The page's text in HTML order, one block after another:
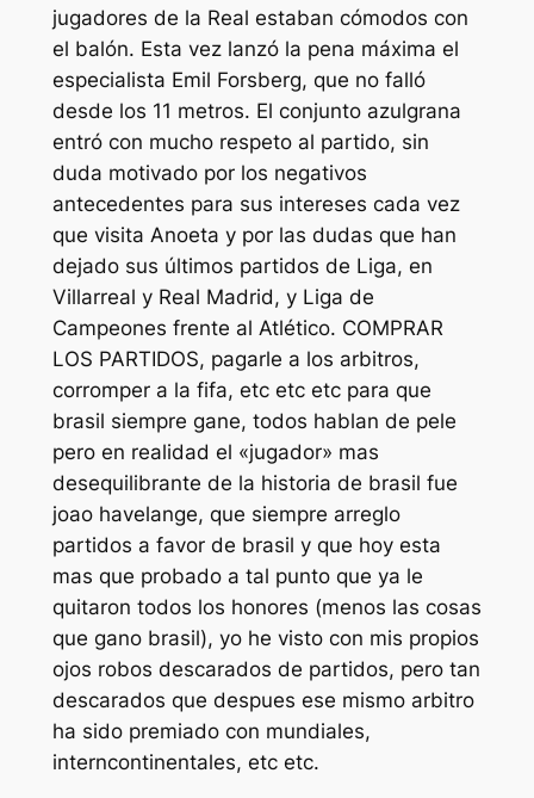
jugadores de la Real estaban cómodos con
el balón. Esta vez lanzó la pena máxima el
especialista Emil Forsberg, que no falló
desde los 11 metros. El conjunto azulgrana
entró con mucho respeto al partido, sin
duda motivado por los negativos
antecedentes para sus intereses cada vez
que visita Anoeta y por las dudas que han
dejado sus últimos partidos de Liga, en
Villarreal y Real Madrid, y Liga de
Campeones frente al Atlético. COMPRAR
LOS PARTIDOS, pagarle a los arbitros,
corromper a la fifa, etc etc etc para que
brasil siempre gane, todos hablan de pele
pero en realidad el «jugador» mas
desequilibrante de la historia de brasil fue
joao havelange, que siempre arreglo
partidos a favor de brasil y que hoy esta
mas que probado a tal punto que ya le
quitaron todos los honores (menos las cosas
que gano brasil), yo he visto con mis propios
ojos robos descarados de partidos, pero tan
descarados que despues ese mismo arbitro
ha sido premiado con mundiales,
interncontinentales, etc etc.